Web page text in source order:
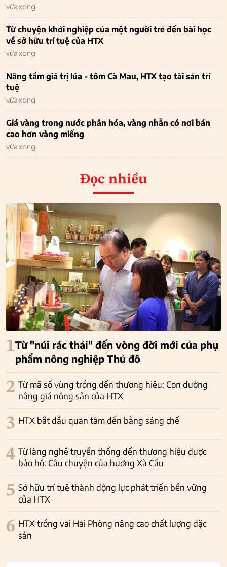
vừa xong
Từ chuyện khởi nghiệp của một người trẻ đến bài học
về sở hữu trí tuệ của HTX
vừa xong
Nâng tầm giá trị lúa - tôm Cà Mau, HTX tạo tài sản trí
tuệ
vừa xong
Giá vàng trong nước phân hóa, vàng nhẫn có nơi bán
cao hơn vàng miếng
vừa xong
Đọc nhiều
1Từ "núi rác thải" đến vòng đời mới của phụ
phẩm nông nghiệp Thủ đô
2 Từ mã số vùng trồng đến thương hiệu: Con đường
nâng giá nông sản của HTX
3 HTX bắt đầu quan tâm đến bằng sáng chế
4 Từ làng nghề truyền thống đến thương hiệu được
bảo hộ: Câu chuyện của hương Xà Cầu
5 Sở hữu trí tuệ thành động lực phát triển bền vững
của HTX
6 HTX trồng vải Hải Phòng nâng cao chất lượng đặc
sản